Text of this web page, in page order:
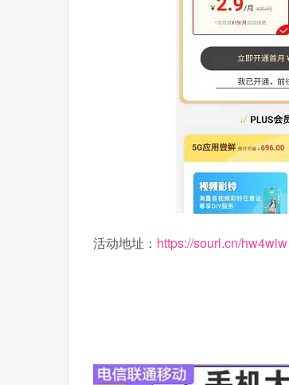
活动地址： https://sourl.cn/hw4wiw